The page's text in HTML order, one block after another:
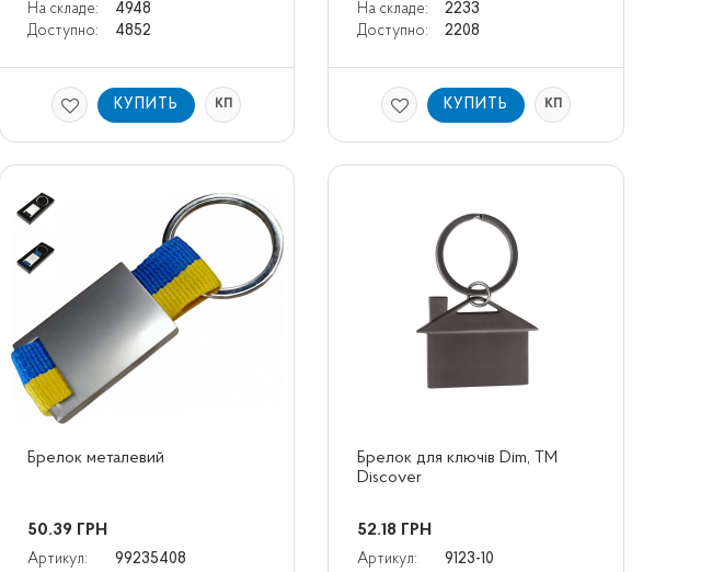
На складе:
4948
Доступно:
4852
КУПИТЬ КП
На складе:
2233
Доступно:
2208
КУПИТЬ КП
Брелок металевий
50.39 ГРН
Артикул:
99235408
Брелок для ключів Dim, TM
Discover
52.18 ГРН
Артикул:
9123-10